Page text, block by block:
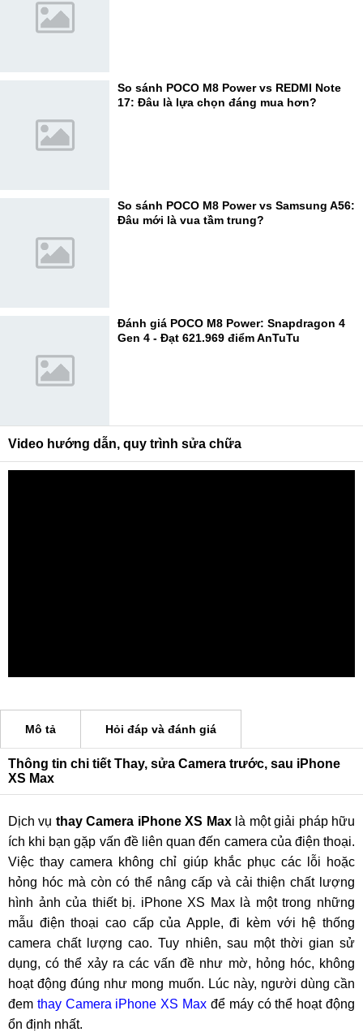
So sánh POCO M8 Power vs REDMI Note
17: Đâu là lựa chọn đáng mua hơn?
So sánh POCO M8 Power vs Samsung A56:
Đâu mới là vua tầm trung?
Đánh giá POCO M8 Power: Snapdragon 4
Gen 4 - Đạt 621.969 điểm AnTuTu
Video hướng dẫn, quy trình sửa chữa
Mô tả Hỏi đáp và đánh giá
Thông tin chi tiết Thay, sửa Camera trước, sau iPhone
XS Max
Dịch vụ thay Camera iPhone XS Maxlà một giải pháp hữu
ích khi bạn gặp vấn đề liên quan đến camera của điện thoại.
Việc thay camera không chỉ giúp khắc phục các lỗi hoặc
hỏng hóc mà còn có thể nâng cấp và cải thiện chất lượng
hình ảnh của thiết bị. iPhone XS Max là một trong những
mẫu điện thoại cao cấp của Apple, đi kèm với hệ thống
camera chất lượng cao. Tuy nhiên, sau một thời gian sử
dụng, có thể xảy ra các vấn đề như mờ, hỏng hóc, không
hoạt động đúng như mong muốn. Lúc này, người dùng cần
đem thay Camera iPhone XS Max để máy có thể hoạt động
ổn định nhất.